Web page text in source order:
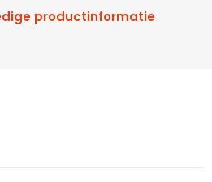
productinformatie